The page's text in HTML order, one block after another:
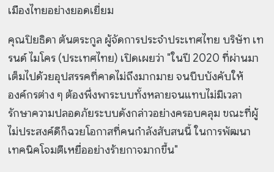
เมืองไทยอย่างยอดเยี่ยม
คุณปิยธิดา ตันตระกูล ผู้จัดการประจำประเทศไทย บริษัท เท
รนด์ ไมโคร (ประเทศไทย) เปิดเผยว่า "ในปี 2020 ที่ผ่านมา
เต็มไปด้วยอุปสรรคที่คาดไม่ถึงมากมาย จนบีบบังคับให้
องค์กรต่าง ๆ ต้องพึ่งพาระบบทั้งหลายจนแทบไม่มีเวลา
รักษาความปลอดภัยระบบดังกล่าวอย่างครอบคลุม ขณะที่ผู้
ไม่ประสงค์ดีก็ฉวยโอกาสที่คนกำลังสับสนนี้ ในการพัฒนา
เทคนิคโจมตีเหยื่ออย่างร้ายกาจมากขึ้น"